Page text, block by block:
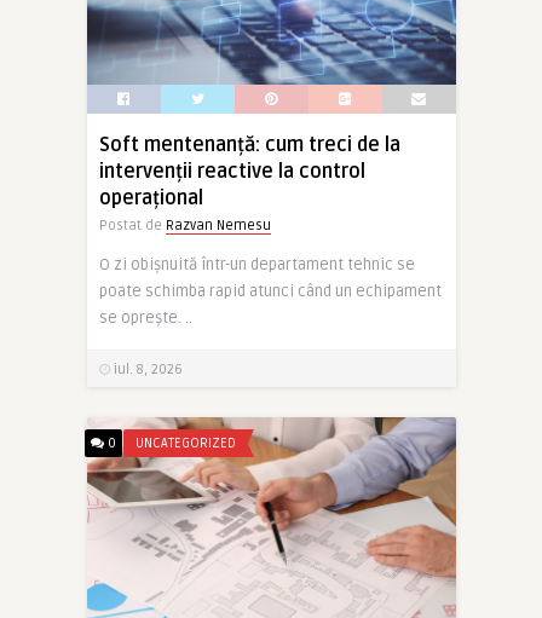
Soft mentenanță: cum treci de la
intervenții reactive la control
operațional
Postat de Razvan Nemesu
O zi obișnuită într-un departament tehnic se
poate schimba rapid atunci când un echipament
se oprește. ..
iul. 8, 2026
0 UNCATEGORIZED